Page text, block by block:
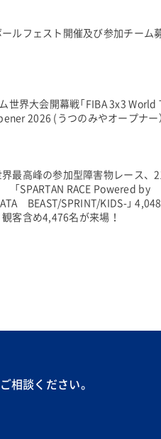
ルフェスト開催及び参加チーム
世界大会開幕戦「FIBA 3x3 World
2026 (うつのみやオープナー
最高峰の参加型障害物レース、
「SPARTAN RACE Powered by
BEAST/SPRINT/KIDS-」
客含め4,476名が来場！
相談ください。